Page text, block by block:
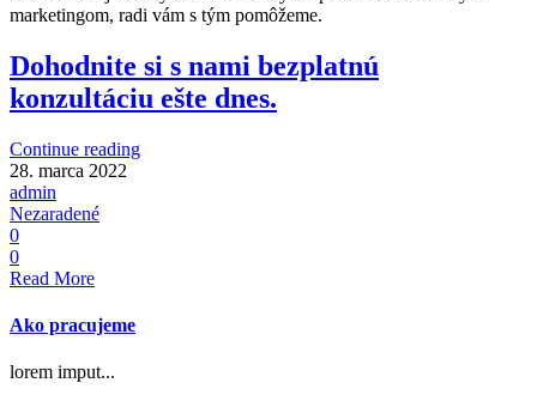
marketingom, radi vám s tým pomôžeme.
Dohodnite si s nami bezplatnú
konzultáciu ešte dnes.
Continue reading
28. marca 2022
admin
Nezaradené
0
0
Read More
Ako pracujeme
lorem imput...